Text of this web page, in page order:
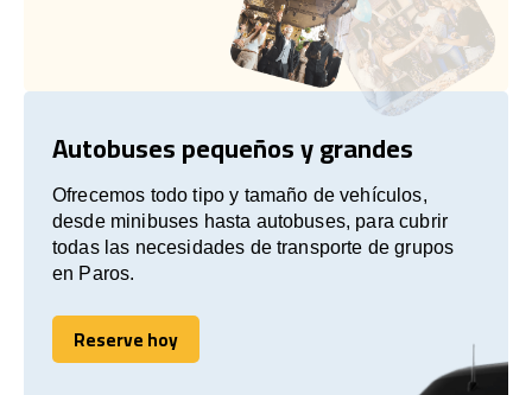
Autobuses pequeños y grandes
Ofrecemos todo tipo y tamaño de vehículos,
desde minibuses hasta autobuses, para cubrir
todas las necesidades de transporte de grupos
en Paros.
Reserve hoy
Reserve hoy